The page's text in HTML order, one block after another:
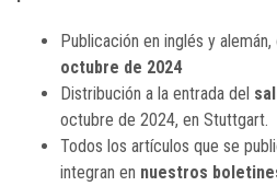
Publicación en inglés y alemán,
octubre de 2024
Distribución a la entrada del
octubre de 2024, en Stuttgart.
Todos los artículos que se
integran en nuestros